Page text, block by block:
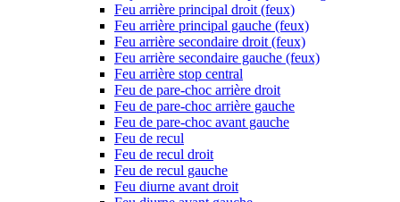
Feu arrière principal droit (feux)
Feu arrière principal gauche (feux)
Feu arrière secondaire droit (feux)
Feu arrière secondaire gauche (feux)
Feu arrière stop central
Feu de pare-choc arrière droit
Feu de pare-choc arrière gauche
Feu de pare-choc avant gauche
Feu de recul
Feu de recul droit
Feu de recul gauche
Feu diurne avant droit